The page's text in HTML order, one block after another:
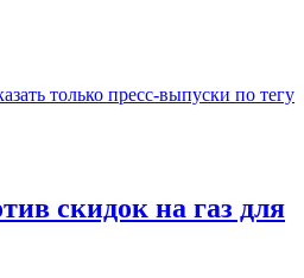
только пресс-выпуски по тегу
скидок на газ для